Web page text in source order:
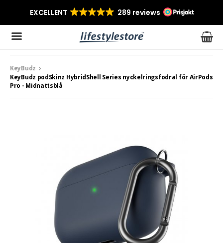
KeyBudz
KeyBudz podSkinz HybridShell Series nyckelringsfodral för AirPods
Pro - Midnattsblå